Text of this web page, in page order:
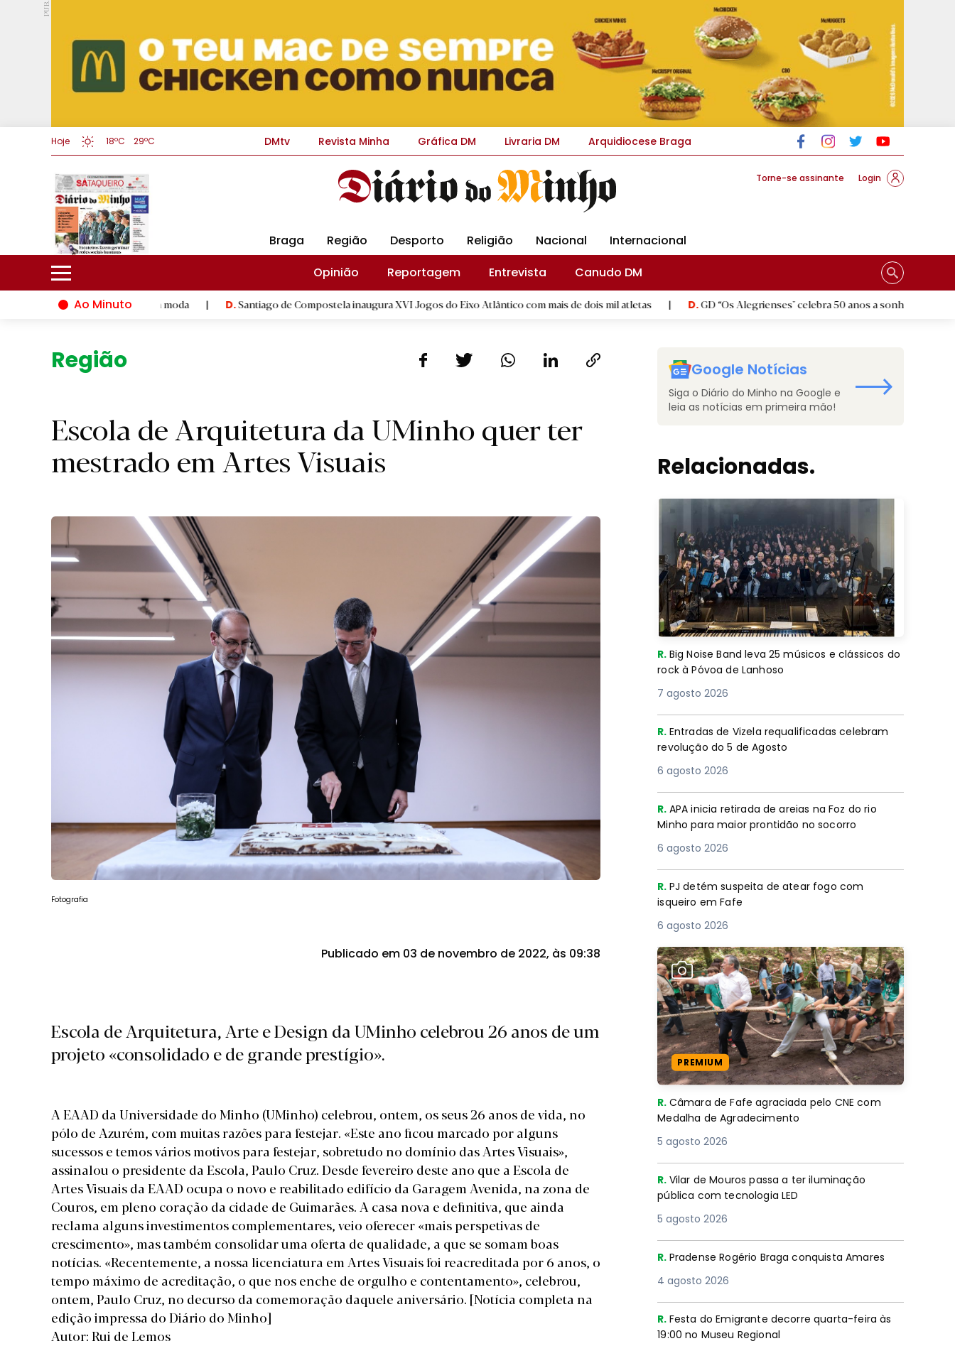
PUB.
Hoje 18ºC 29ºC DMtv Revista Minha Gráfica DM Livraria DM Arquidiocese Braga
Torne-se assinante Login
Braga Região Desporto Religião Nacional
Internacional
Opinião
Reportagem Entrevista
Canudo DM
Ao Minuto
do mundo da moda D.Santiago de Compostela inaugura XVI Jogos do Eixo Atlântico com mais de dois mil atletas | D.GD “Os Alegrienses" celebra 50 anos a sonhar com «casa própria»
Região.
Escola de Arquitetura da UMinho quer ter
mestrado em Artes Visuais
Fotografia
Publicado em 03 de novembro de 2022, às 09:38
Escola de Arquitetura, Arte e Design da UMinho celebrou 26 anos de um
projeto «consolidado e de grande prestígio».
A EAAD da Universidade do Minho (UMinho) celebrou, ontem, os seus 26 anos de vida, no
pólo de Azurém, com muitas razões para festejar. «Este ano ficou marcado por alguns
sucessos e temos vários motivos para festejar, sobretudo no domínio das Artes Visuais»,
assinalou o presidente da Escola, Paulo Cruz. Desde fevereiro deste ano que a Escola de
Artes Visuais da EAAD ocupa o novo e reabilitado edifício da Garagem Avenida, na zona de
Couros, em pleno coração da cidade de Guimarães. A casa nova e definitiva, que ainda
reclama alguns investimentos complementares, veio oferecer «mais perspetivas de
crescimento», mas também consolidar uma oferta de qualidade, a que se somam boas
notícias. «Recentemente, a nossa licenciatura em Artes Visuais foi reacreditada por 6 anos, o
tempo máximo de acreditação, o que nos enche de orgulho e contentamento», celebrou,
ontem, Paulo Cruz, no decurso da comemoração daquele aniversário. [Notícia completa na
edição impressa do Diário do Minho]
Autor: Rui de Lemos
Google Notícias
Siga o Diário do Minho na Google e
leia as notícias em primeira mão!
Relacionadas.
R. Big Noise Band leva 25 músicos e clássicos do
rock à Póvoa de Lanhoso
7 agosto 2026
R. Entradas de Vizela requalificadas celebram
revolução do 5 de Agosto
6 agosto 2026
R. APA inicia retirada de areias na Foz do rio
Minho para maior prontidão no socorro
6 agosto 2026
R. PJ detém suspeita de atear fogo com
isqueiro em Fafe
6 agosto 2026
PREMIUM
R. Câmara de Fafe agraciada pelo CNE com
Medalha de Agradecimento
5 agosto 2026
R. Vilar de Mouros passa a ter iluminação
pública com tecnologia LED
5 agosto 2026
R. Pradense Rogério Braga conquista Amares
4 agosto 2026
R. Festa do Emigrante decorre quarta-feira às
19:00 no Museu Regional